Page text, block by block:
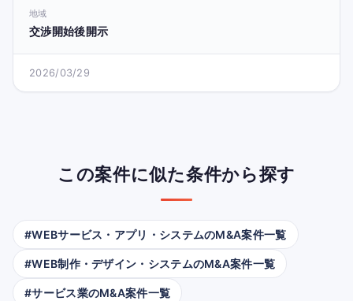
地域
交渉開始後開示
2026/03/29
この案件に似た条件から探す
#WEBサービス・アプリ・システムのM&A案件一覧
#WEB制作・デザイン・システムのM&A案件一覧
#サービス業のM&A案件一覧